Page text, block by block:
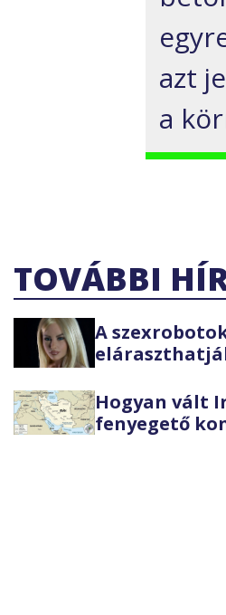
azt
a
TOVÁBBI
A
Hogyan vált
fenyegető